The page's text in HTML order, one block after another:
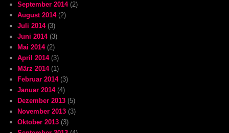
September 2014(2)
August 2014(2)
Juli 2014(3)
Juni 2014(3)
Mai 2014(2)
April 2014(3)
März 2014(1)
Februar 2014(3)
Januar 2014(4)
Dezember 2013 (5)
November 2013 (3)
Oktober 2013 (3)